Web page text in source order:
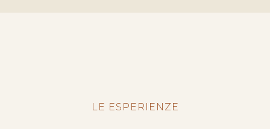
LE ESPERIENZE